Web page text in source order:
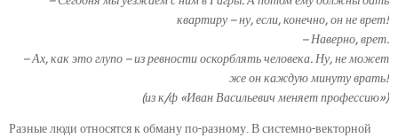
квартиру – ну, если, конечно, он не врет!
– Наверно, врет.
– Ах, как это глупо – из ревности оскорблять человека. Ну, не может
же он каждую минуту врать!
(из к/ф «Иван Васильевич меняет профессию»)
Разные люди относятся к обману по-разному. В системно-векторной